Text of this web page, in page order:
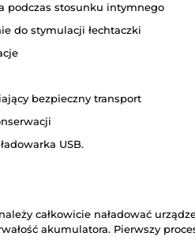
podczas stosunku intymnego
do stymulacji łechtaczki
bezpieczny transport
USB.
całkowicie naładować
akumulatora. Pierwszy